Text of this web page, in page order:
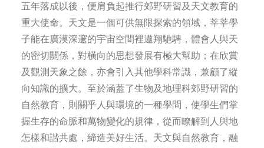
五年落成以後，便肩負起推行郊野研習及天文教育的
重大使命。天文是一個可供無限探索的領域，莘莘學
子能在廣漠深邃的宇宙空間裡遨翔馳騁，體會人與天
的密切關係，對橫向的思想發展有極大幫助；在欣賞
及觀測天象之餘，亦會引入其他學科常識，兼顧了縱
向知識的擴大。至於涵蓋了生物及地理科郊野研習的
自然教育，則關乎人與環境的一種學問，使學生們掌
握生存的命脈和萬物變化的規律，從而瞭解到人與地
怎樣和諧共處，締造美好生活。天文與自然教育，融